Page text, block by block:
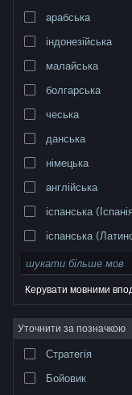
© Valve Corporation. Усі права
Юридична інформація
підписника Steam
cookie
арабська
індонезійська
малайська
болгарська
чеська
данська
німецька
англійська
іспанська
іспанська
Керувати мовними
Уточнити за позначкою
Стратегія
Бойовик